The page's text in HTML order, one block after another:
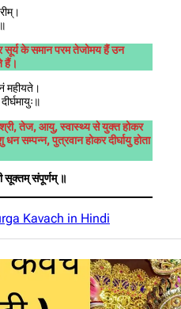
के समान परम तेजोमय हैं उन
हैं।
महीयते।
श्री, तेज, आयु, स्वास्थ्य से युक्त होकर
सम्पन्न, पुत्रवान होकर दीर्घायु होता
सूक्तम्‌ संपूर्णम्‌ ॥
Kavach in Hindi